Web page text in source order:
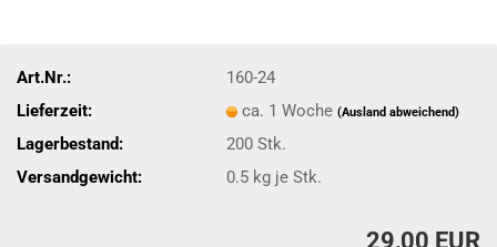
Art.Nr.:
160-24
Lieferzeit:
ca. 1 Woche(Ausland abweichend)
Lagerbestand: 200Stk.
Versandgewicht:
0.5 kg je Stk.
29,00 EUR